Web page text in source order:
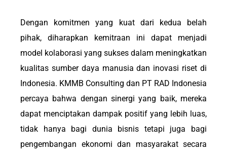
Dengan komitmen yang kuat dari kedua belah
pihak, diharapkan kemitraan ini dapat menjadi
model kolaborasi yang sukses dalam meningkatkan
kualitas sumber daya manusia dan inovasi riset di
Indonesia. KMMB Consulting dan PT RAD Indonesia
percaya bahwa dengan sinergi yang baik, mereka
dapat menciptakan dampak positif yang lebih luas,
tidak hanya bagi dunia bisnis tetapi juga bagi
pengembangan ekonomi dan masyarakat secara